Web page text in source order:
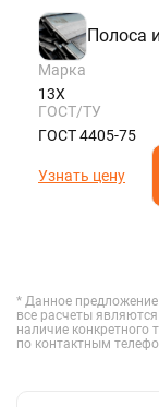
Полоса
Марка
13Х
ГОСТ/ТУ
ГОСТ 4405-75
Узнать цену
* Данное
все расчеты
наличие
по контактным